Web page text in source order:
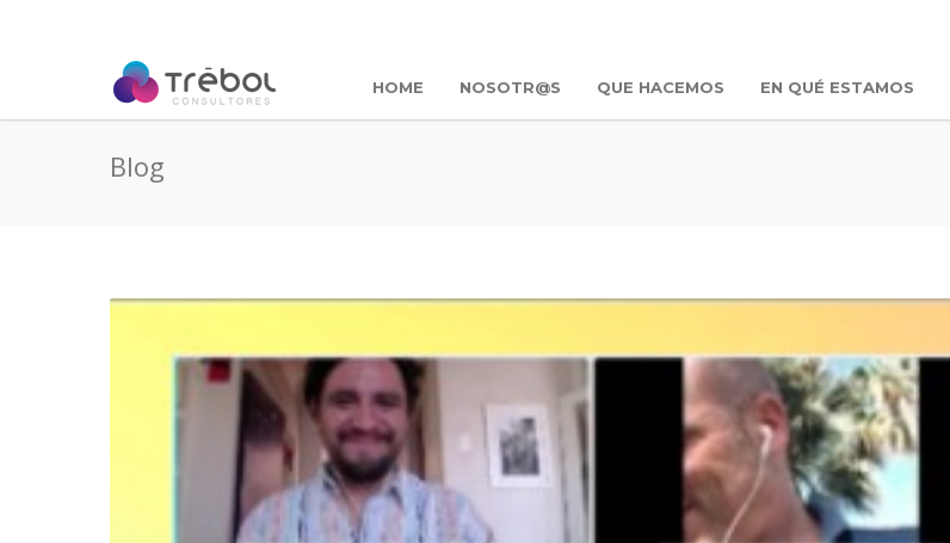
HOME NOSOTR@S QUE HACEMOS EN QUÉ ESTAMOS
Blog